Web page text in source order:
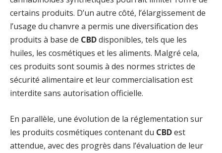
certains produits. D’un autre côté, l’élargissement de
l’usage du chanvre a permis une diversification des
produits à base de CBDdisponibles, tels que les
huiles, les cosmétiques et les aliments. Malgré cela,
ces produits sont soumis à des normes strictes de
sécurité alimentaire et leur commercialisation est
interdite sans autorisation officielle.
En parallèle, une évolution de la réglementation sur
les produits cosmétiques contenant du CBDest
attendue, avec des progrès dans l’évaluation de leur